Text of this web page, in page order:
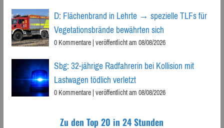
D: Flächenbrand in Lehrte → spezielle TLFs für
Vegetationsbrände bewährten sich
0 Kommentare|veröffentlicht am 08/08/2026
Sbg: 32-jährige Radfahrerin bei Kollision mit
Lastwagen tödlich verletzt
0 Kommentare|veröffentlicht am 08/08/2026
Zu den Top 20 in 24 Stunden